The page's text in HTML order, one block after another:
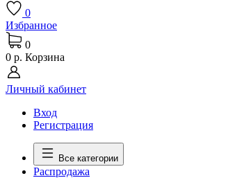
0
Избранное
0
0 р. Корзина
Личный кабинет
Вход
Регистрация
Все категории
Распродажа